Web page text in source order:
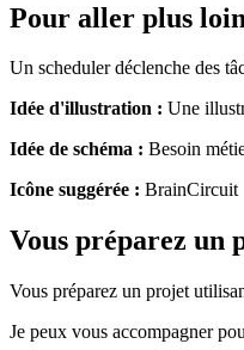
Pour aller plus loin
Un scheduler déclenche des
Idée d'illustration : Une
Idée de schéma : Besoin
Icône suggérée : BrainCircuit
Vous préparez un
Vous préparez un projet
Je peux vous accompagner